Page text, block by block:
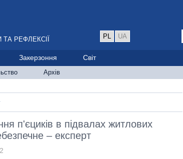
РЕФЛЕКСІЇ PL UA
Закерзоння Світ
Архів
п'єциків в підвалах житлових
– експерт